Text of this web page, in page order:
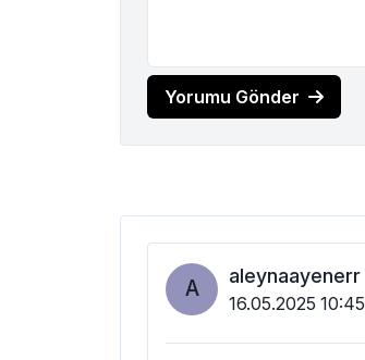
Yorumu Gönder
A aleynaayenerr
16.05.2025 10:45